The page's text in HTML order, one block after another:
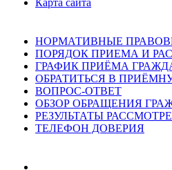
Карта сайта
НОРМАТИВНЫЕ
ПОРЯДОК ПРИЕМА И
ГРАФИК ПРИЁМА
ОБРАТИТЬСЯ В
ВОПРОС-ОТВЕТ
ОБЗОР ОБРАЩЕНИЯ
РЕЗУЛЬТАТЫ
ТЕЛЕФОН ДОВЕРИЯ